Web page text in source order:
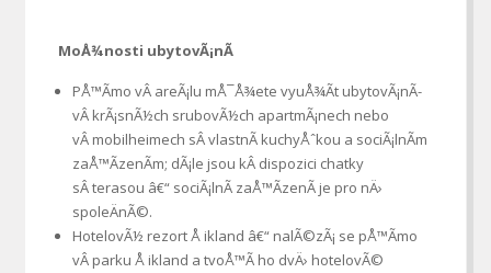
MoÅ¾nosti ubytovÃ¡nÃ­
PÅ™Ã­mo vÂ areÃ¡lu mÅ¯Å¾ete vyuÅ¾Ã­t ubytovÃ¡nÃ­
vÂ krÃ¡snÃ½ch srubovÃ½ch apartmÃ¡nech nebo
vÂ mobilheimech sÂ vlastnÃ­ kuchyÅˆkou a sociÃ¡lnÃ­m
zaÅ™Ã­zenÃ­m; dÃ¡le jsou kÂ dispozici chatky
sÂ terasou â€“ sociÃ¡lnÃ­ zaÅ™Ã­zenÃ­ je pro nÄ›
spoleÄnÃ©.
HotelovÃ½ rezort Å ikland â€“ nalÃ©zÃ¡ se pÅ™Ã­mo
vÂ parku Å ikland a tvoÅ™Ã­ ho dvÄ› hotelovÃ©